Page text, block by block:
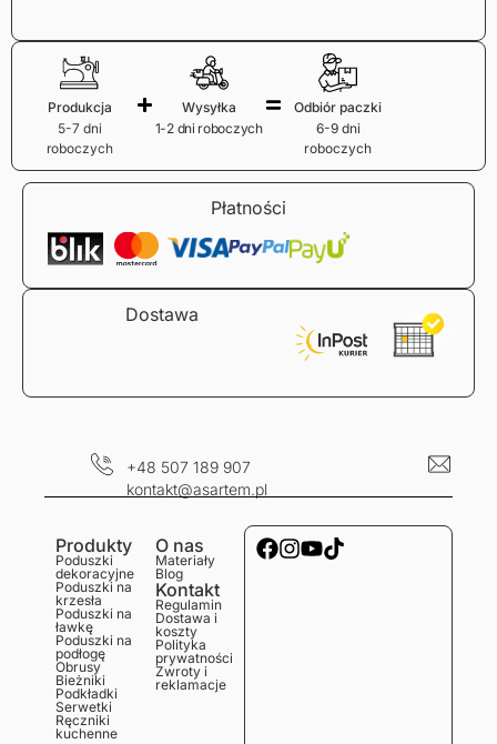
Produkcja
5-7 dni
roboczych
Wysyłka
1-2 dni roboczych
Odbiór paczki
6-9 dni
roboczych
Płatności
Dostawa
+48 507 189 907
kontakt@asartem.pl
Produkty
Poduszki
dekoracyjne
Poduszki na
krzesła
Poduszki na
ławkę
Poduszki na
podłogę
Obrusy
Bieżniki
Podkładki
Serwetki
Ręczniki
kuchenne
O nas
Materiały
Blog
Kontakt
Regulamin
Dostawa i
koszty
Polityka
prywatności
Zwroty i
reklamacje